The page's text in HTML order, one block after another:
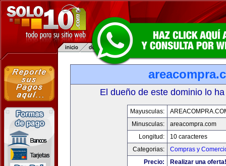
El dueño de este dominio lo
Mayusculas:
Minusculas:
areacompra.com
Longitud:
10 caracteres
Categorias:
Compras y
Precio:
Realizar una oferta!